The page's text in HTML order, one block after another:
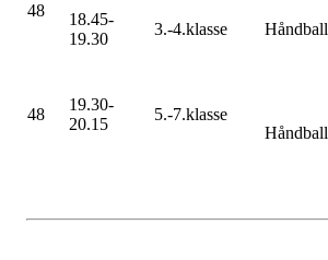
48
18.45-
19.30
3.-4.klasse Håndball
48
19.30-
20.15
5.-7.klasse
Håndball